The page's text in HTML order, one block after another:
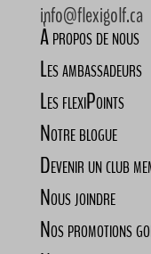
info@flexigolf.ca
À propos de nous
Les ambassadeurs
Les flexiPoints
Notre blogue
Devenir un club
Nous joindre
Nos promotions